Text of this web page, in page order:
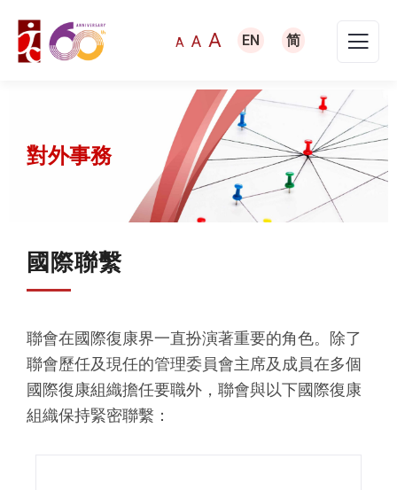
A A A EN 简
對外事務
國際聯繫
聯會在國際復康界一直扮演著重要的角色。除了
聯會歷任及現任的管理委員會主席及成員在多個
國際復康組織擔任要職外，聯會與以下國際復康
組織保持緊密聯繫：